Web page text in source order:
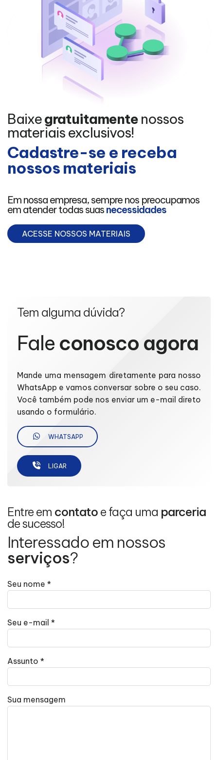
Baixegratuitamente nossos
materiais exclusivos!
Cadastre-se e receba
nossos materiais
Em nossa empresa, sempre nos preocupamos
em atender todas suas necessidades
ACESSE NOSSOS MATERIAIS
Tem alguma dúvida?
Fale conosco agora
Mande uma mensagem diretamente para nosso
WhatsApp e vamos conversar sobre o seu caso.
Você também pode nos enviar um e-mail direto
usando o formulário.
WHATSAPP
LIGAR
Entre em contato e faça uma parceria
de sucesso!
Interessado em nossos
serviços?
Seu nome *
Seu e-mail *
Assunto *
Sua mensagem